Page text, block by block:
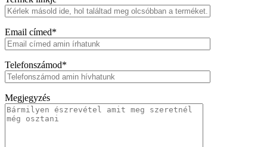
Email címed*
Telefonszámod*
Megjegyzés